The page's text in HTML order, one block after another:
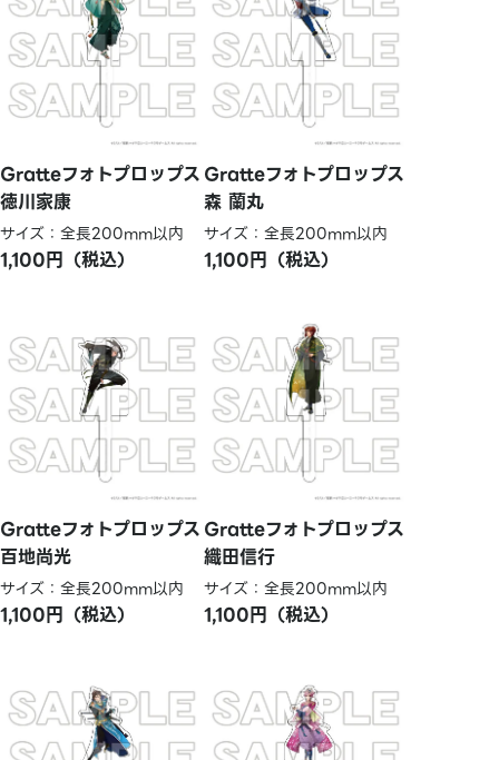
Gratteフォトプロップス
徳川家康
サイズ：全長200mm以内
1,100円（税込）
Gratteフォトプロップス
森 蘭丸
サイズ：全長200mm以内
1,100円（税込）
Gratteフォトプロップス
百地尚光
サイズ：全長200mm以内
1,100円（税込）
Gratteフォトプロップス
織田信行
サイズ：全長200mm以内
1,100円（税込）